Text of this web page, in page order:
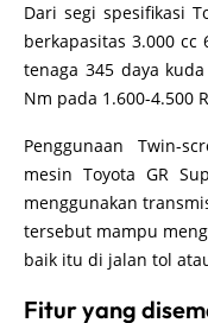
Dari segi spesifikasi
berkapasitas 3.000
tenaga 345 daya
Nm pada 1.600-4.500
Penggunaan Twin-
mesin Toyota GR
menggunakan
tersebut mampu
baik itu di jalan tol
Fitur yang